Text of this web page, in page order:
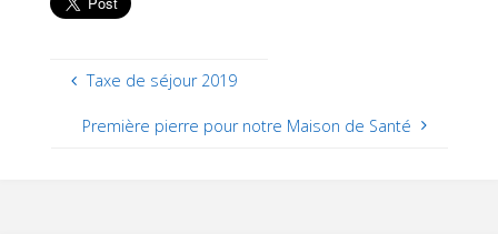
Taxe de séjour 2019
Première pierre pour notre Maison de Santé